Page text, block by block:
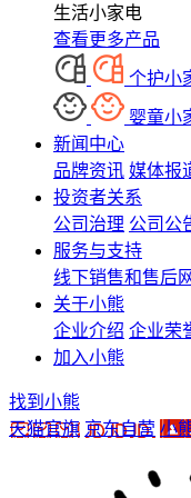
生活小家电
查看更多产品
个护小
婴童小
新闻中心
品牌资讯 媒体报
投资者关系
公司治理 公司公
服务与支持
线下销售和售后
关于小熊
企业介绍 企业荣
加入小熊
找到小熊
天猫官旗 京东自营 小